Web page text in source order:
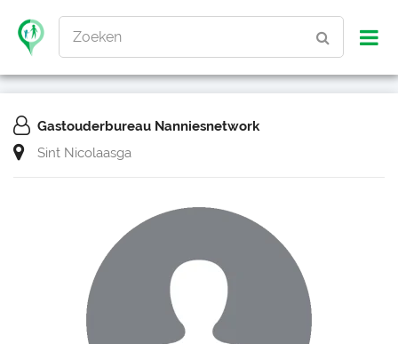
Zoeken
Gastouderbureau Nanniesnetwork
Sint Nicolaasga